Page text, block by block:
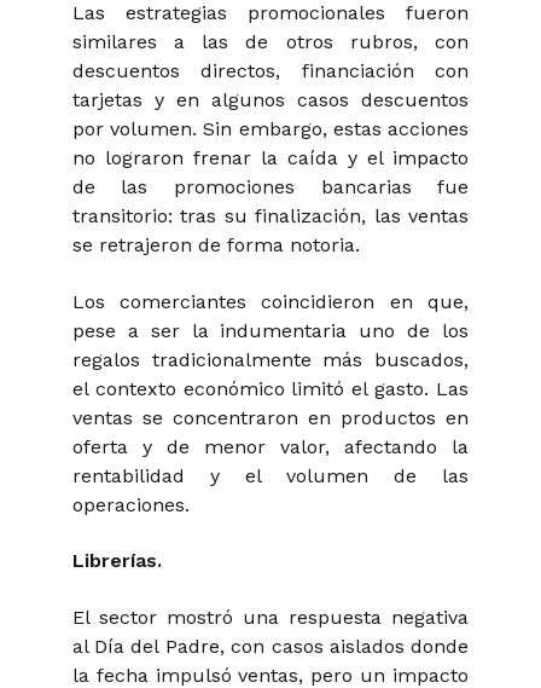
Las estrategias promocionales fueron
similares a las de otros rubros, con
descuentos directos, financiación con
tarjetas y en algunos casos descuentos
por volumen. Sin embargo, estas acciones
no lograron frenar la caída y el impacto
de las promociones bancarias fue
transitorio: tras su finalización, las ventas
se retrajeron de forma notoria.
Los comerciantes coincidieron en que,
pese a ser la indumentaria uno de los
regalos tradicionalmente más buscados,
el contexto económico limitó el gasto. Las
ventas se concentraron en productos en
oferta y de menor valor, afectando la
rentabilidad y el volumen de las
operaciones.
Librerías.
El sector mostró una respuesta negativa
al Día del Padre, con casos aislados donde
la fecha impulsó ventas, pero un impacto